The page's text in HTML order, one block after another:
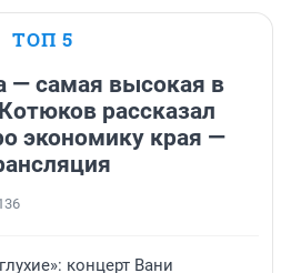
ТОП 5
— самая высокая в
рассказал
экономику края —
концерт Вани